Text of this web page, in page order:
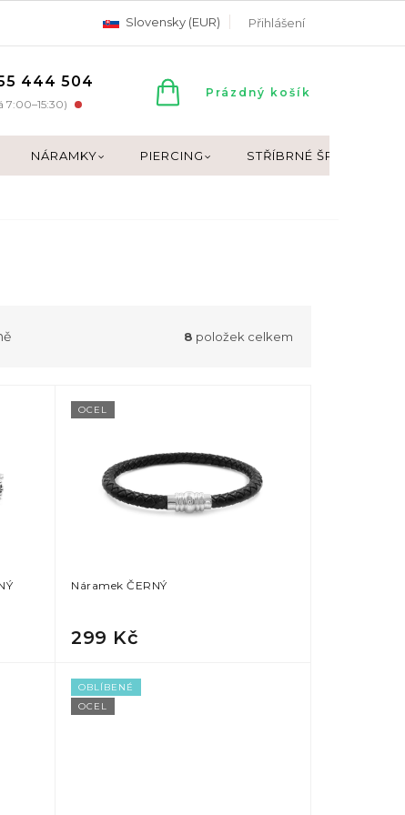
Slovensky (EUR) Přihlášení
444 504
7:00–15:30)
NÁKUPNÍ
Prázdný košík
NÁRAMKY PIERCING STŘÍBRNÉ ŠPERKY
8 položek celkem
OCEL
Náramek ČERNÝ
299 Kč
OBLÍBENÉ
OCEL